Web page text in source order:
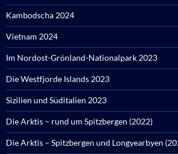
Kambodscha 2024
Vietnam 2024
Im Nordost-Grönland-Nationalpark 2023
Die Westfjorde Islands 2023
Sizilien und Süditalien 2023
Die Arktis – rund um Spitzbergen (2022)
Die Arktis – Spitzbergen und Longyearbyen